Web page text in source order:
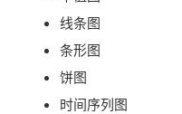
线条图
条形图
饼图
时间序列图